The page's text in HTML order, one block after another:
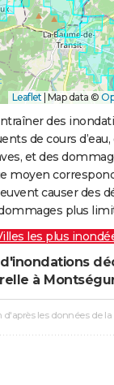
Leaflet | Map data ©
des
de cours
et des
moyen
causer des
plus
les plus
à
d'après les données de la